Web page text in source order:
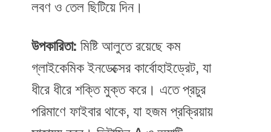
লবণ ও তেল ছিটিয়ে দিন।
উপকারিতা: মিষ্টি আলুতে রয়েছে কম
গ্লাইকেমিক ইনডেক্সের কার্বোহাইড্রেট, যা
ধীরে ধীরে শক্তি মুক্ত করে। এতে প্রচুর
পরিমাণে ফাইবার থাকে, যা হজম প্রক্রিয়ায়